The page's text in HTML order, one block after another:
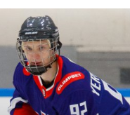
Текстовые трансляции
Интернет-магазин
Приложение